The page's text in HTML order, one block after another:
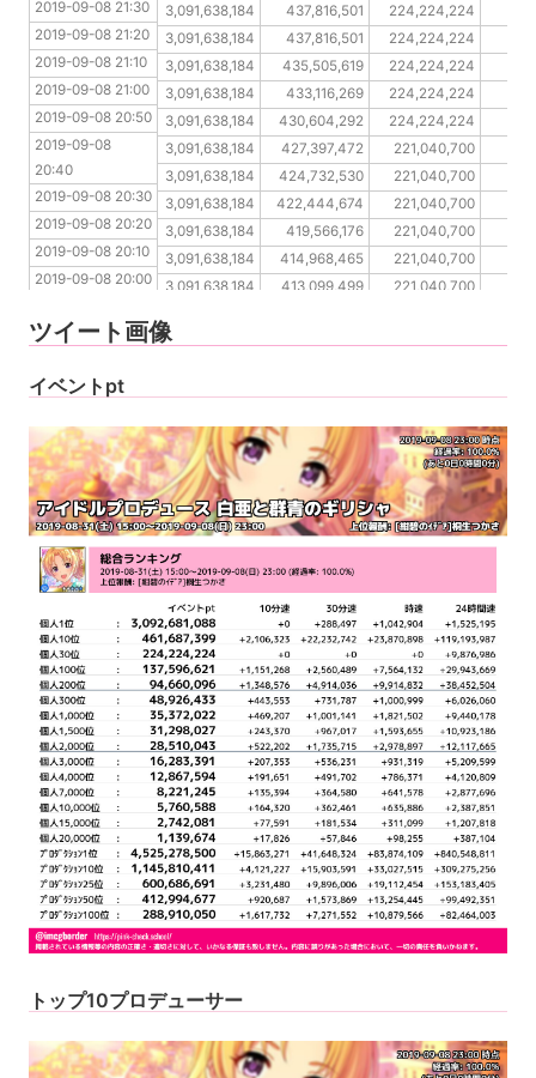
2019-09-08 21:20 3,091,638,184 437,816,501 224,224,224
2019-09-08 21:10
3,091,638,184 437,816,501 224,224,224
2019-09-08 21:00
3,091,638,184 435,505,619 224,224,224
2019-09-08 20:50
3,091,638,184 433,116,269 224,224,224
2019-09-08 20:40
3,091,638,184 430,604,292 224,224,224
2019-09-08 20:30
3,091,638,184 427,397,472 221,040,700
2019-09-08 20:20
3,091,638,184 424,732,530 221,040,700
2019-09-08 20:10
3,091,638,184 422,444,674 221,040,700
2019-09-08 20:00
3,091,638,184 419,566,176 221,040,700
2019-09-08 19:50
3,091,638,184 414,968,465 221,040,700
2019-09-08 19:40
3,091,638,184 413,099,499 221,040,700
2019-09-08 21:30
2019-09-08 21:20
2019-09-08 21:10
2019-09-08 21:00
2019-09-08 20:50
2019-09-08
20:40
2019-09-08 20:30
2019-09-08 20:20
2019-09-08 20:10
2019-09-08 20:00
2019-09-08 19:40
ツイート画像
イベントpt
トップ10プロデューサー